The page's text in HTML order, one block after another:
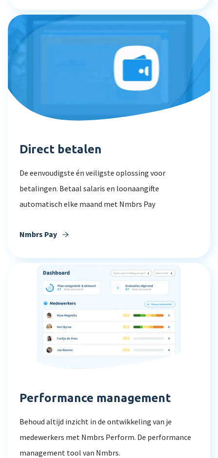
Direct betalen
De eenvoudigste én veiligste oplossing voor
betalingen. Betaal salaris en loonaangifte
automatisch elke maand met Nmbrs Pay
Nmbrs Pay
Performance management
Behoud altijd inzicht in de ontwikkeling van je
medewerkers met Nmbrs Perform. De performance
management tool van Nmbrs.